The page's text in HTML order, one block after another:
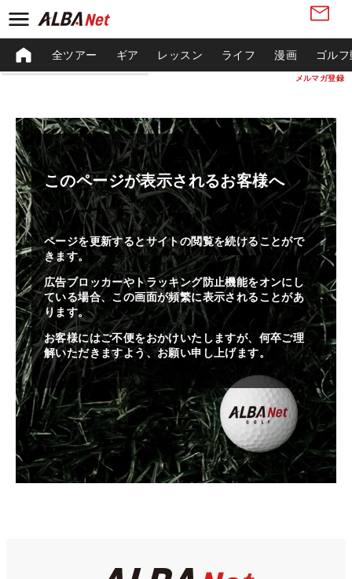
メルマガ登録
全ツアー ギア レッスン ライフ 漫画 ゴル
このページが表示されるお客様へ
ページを更新するとサイトの閲覧を続けることがで
きます。
広告ブロッカーやトラッキング防止機能をオンにし
ている場合、この画面が頻繁に表示されることがあ
ります。
お客様にはご不便をおかけいたしますが、何卒ご理
解いただきますよう、お願い申し上げます。